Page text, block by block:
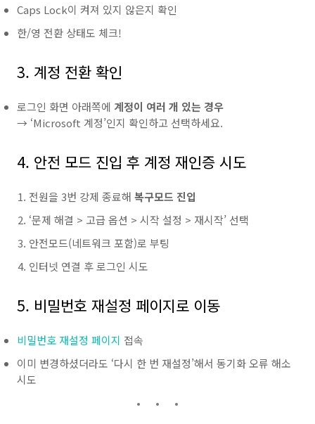
Caps Lock이 켜져 있지 않은지 확인
한/영 전환 상태도 체크!
3. 계정 전환 확인
로그인 화면 아래쪽에 계정이 여러 개 있는 경우
→ ‘Microsoft 계정’인지 확인하고 선택하세요.
4. 안전 모드 진입 후 계정 재인증 시도
전원을 3번 강제 종료해 복구모드 진입
‘문제 해결 > 고급 옵션 > 시작 설정 > 재시작’ 선택
안전모드(네트워크 포함)로 부팅
인터넷 연결 후 로그인 시도
5. 비밀번호 재설정 페이지로 이동
비밀번호 재설정 페이지 접속
이미 변경하셨더라도 ‘다시 한 번 재설정’해서 동기화 오류 해소
시도